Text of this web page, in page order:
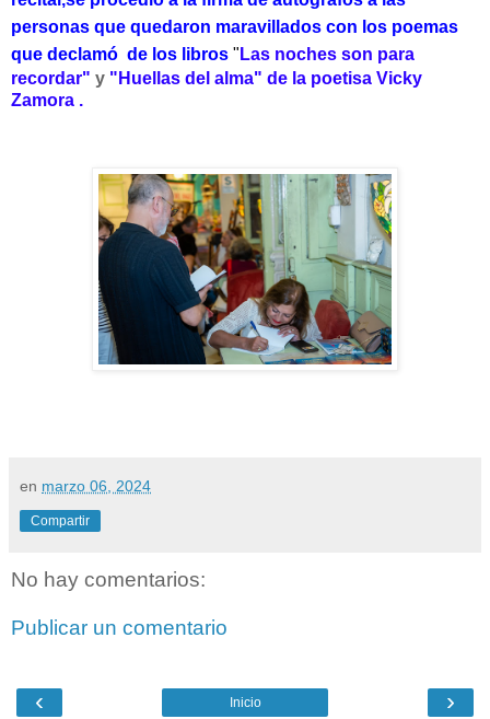
personas que quedaron maravillados con los poemas
que declamó de los libros " Las noches son para
recordar" y "Huellas del alma" de la poetisa Vicky
Zamora .
en marzo 06, 2024
Compartir
No hay comentarios:
Publicar un comentario
‹ ›
Inicio